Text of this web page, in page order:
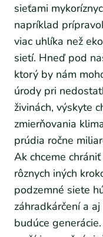
sieťami
napríklad
viac uhlíka než
sietí. Hneď pod
ktorý by nám
úrody pri
živinách, výskyte
zmierňovania
prúdia ročne
Ak chceme
rôznych iných
podzemné siete
záhradkárčení a
budúce